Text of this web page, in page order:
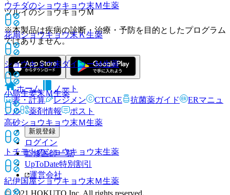
ツルイのショウキョウＭ
ウチダのショウキョウ末Ｍ生薬
花扇ショウキョウ末Ｋ生薬
ショウキョウ末ダイコーＭ生薬
小島生姜末Ｍ生薬
高砂ショウキョウ末Ｍ生薬
トチモトのショウキョウ末生薬
紀伊国屋ショウキョウ末Ｍ生薬
※本製品は疾病の診断・治療・予防を目的としたプログラム
ではありません。
ホーム
ノート
表・計算
レジメン CTCAE 抗菌薬ガイド
ERマニュ
アル
薬剤情報 ポスト
新規登録
ログイン
監修医師一覧
UpToDate特別割引
運営会社
© 2021 HOKUTO Inc. All rights reserved.